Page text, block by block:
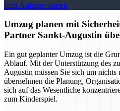
Jetzt Anfrage starten
Umzug planen mit
Partner Sankt-Augustin
Ein gut geplanter Umzug ist die
Ablauf. Mit der Unterstützung des
Augustin müssen Sie sich um
übernehmen die Planung,
sich auf das Wesentliche
zum Kinderspiel.